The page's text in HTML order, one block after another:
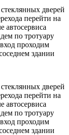
дверей
перейти на
автосервиса
по тротуару
проходим
здании
дверей
перейти на
автосервиса
по тротуару
проходим
здании